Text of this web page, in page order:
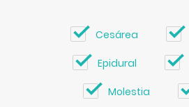
Cesárea
Epidural
Molestia